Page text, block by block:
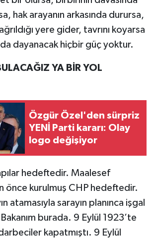
hak arayanın arkasında durursa,
yere gider, tavrını koyarsa
dayanacak hiçbir güç yoktur.
YA BİR YOL
Özgür Özel'den sürpriz
YENİ Parti kararı: Olay
logo değişiyor
hedeftedir. Maalesef
önce kurulmuş CHP hedeftedir.
atamasıyla sarayın planınca işgal
burada. 9 Eylül 1923’te
kapatmıştı. 9 Eylül